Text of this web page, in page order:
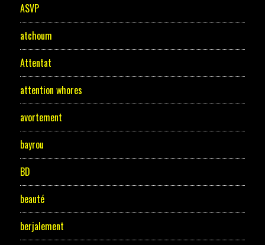
ASVP
atchoum
Attentat
attention whores
avortement
bayrou
BD
beauté
berjalement